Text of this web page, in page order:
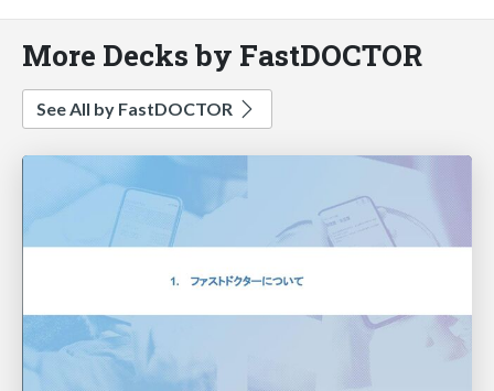
More Decks by FastDOCTOR
See All by FastDOCTOR